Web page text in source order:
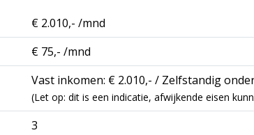
€ 2.010,- /mnd
€ 75,- /mnd
Vast inkomen: € 2.010,- / Zelfstandig
(Let op: dit is een indicatie, afwijkende eisen
3